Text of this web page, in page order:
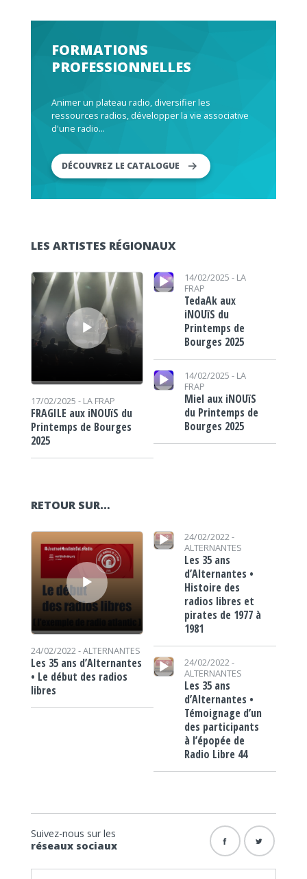
FORMATIONS
PROFESSIONNELLES
Animer un plateau radio, diversifier les
ressources radios, développer la vie associative
d'une radio...
DÉCOUVREZ LE CATALOGUE
LES ARTISTES RÉGIONAUX
Lecteur audio
17/02/2025 - LA FRAP
FRAGILE aux iNOUïS du
Printemps de Bourges
2025
Lecteur audio 14/02/2025 - LA
FRAP
TedaAk aux
iNOUïS du
Printemps de
Bourges 2025
Lecteur audio
14/02/2025 - LA
FRAP
Miel aux iNOUïS
du Printemps de
Bourges 2025
RETOUR SUR…
Lecteur audio
24/02/2022 -ALTERNANTES
Les 35 ans d’Alternantes
• Le début des radios
libres
Lecteur audio
24/02/2022 -
ALTERNANTES
Les 35 ans
d’Alternantes •
Histoire des
radios libres et
pirates de 1977 à
1981
Lecteur audio
24/02/2022 -
ALTERNANTES
Les 35 ans
d’Alternantes •
Témoignage d’un
des participants
à l’épopée de
Radio Libre 44
Suivez-nous sur les
réseaux sociaux